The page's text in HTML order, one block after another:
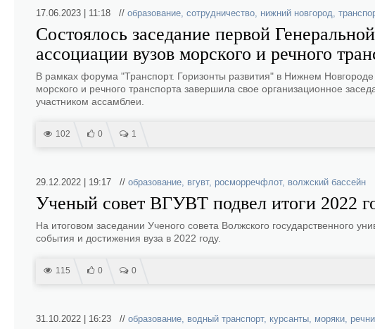
17.06.2023 | 11:18 // образование, сотрудничество, нижний новгород,
Состоялось заседание первой
ассоциации вузов морского и речного
В рамках форума "Транспорт. Горизонты развития" в Нижнем
морского и речного транспорта завершила свое организационное
участником ассамблеи.
102 0 1
29.12.2022 | 19:17 // образование, вгувт, росморречфлот, волжский бассейн
Ученый совет ВГУВТ подвел итоги 2022
На итоговом заседании Ученого совета Волжского государственного
события и достижения вуза в 2022 году.
115 0 0
31.10.2022 | 16:23 // образование, водный транспорт, курсанты, моряки,